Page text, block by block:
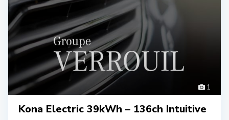
1
Kona Electric 39kWh – 136ch Intuitive